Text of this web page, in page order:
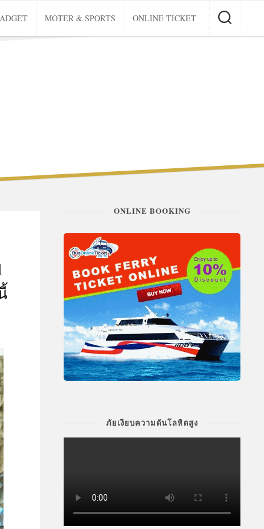
MOTER & SPORTS ONLINE TICKET
ONLINE BOOKING
ภัยเงียบความดันโลหิตสูง